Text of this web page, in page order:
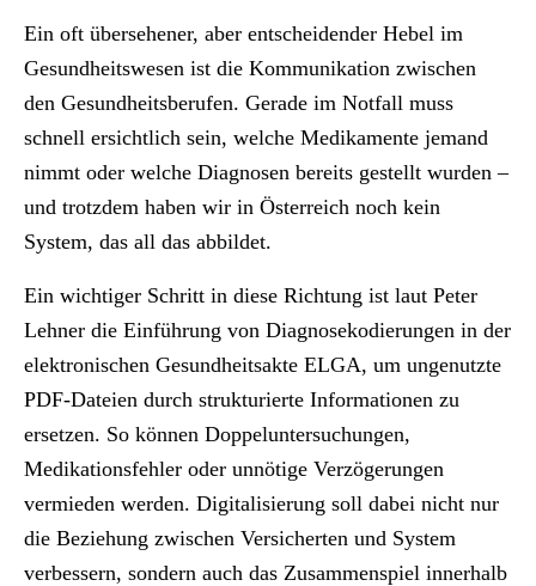
Ein oft übersehener, aber entscheidender Hebel im
Gesundheitswesen ist die Kommunikation zwischen
den Gesundheitsberufen. Gerade im Notfall muss
schnell ersichtlich sein, welche Medikamente jemand
nimmt oder welche Diagnosen bereits gestellt wurden –
und trotzdem haben wir in Österreich noch kein
System, das all das abbildet.
Ein wichtiger Schritt in diese Richtung ist laut Peter
Lehner die Einführung von Diagnosekodierungen in der
elektronischen Gesundheitsakte ELGA, um ungenutzte
PDF-Dateien durch strukturierte Informationen zu
ersetzen. So können Doppeluntersuchungen,
Medikationsfehler oder unnötige Verzögerungen
vermieden werden. Digitalisierung soll dabei nicht nur
die Beziehung zwischen Versicherten und System
verbessern, sondern auch das Zusammenspiel innerhalb